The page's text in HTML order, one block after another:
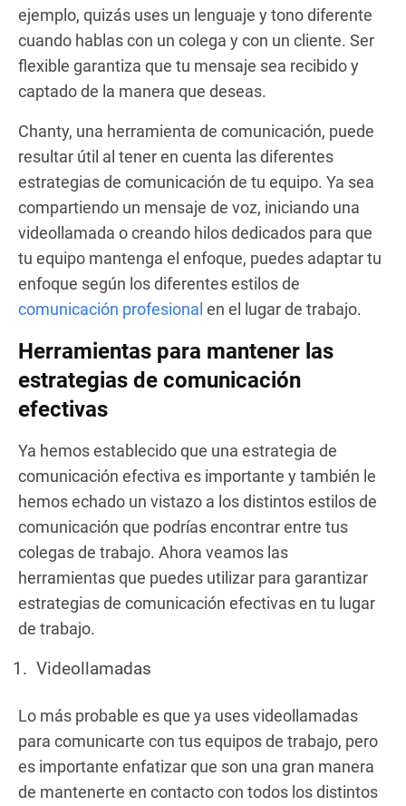
ejemplo, quizás uses un lenguaje y tono diferente
cuando hablas con un colega y con un cliente. Ser
flexible garantiza que tu mensaje sea recibido y
captado de la manera que deseas.
Chanty, una herramienta de comunicación, puede
resultar útil al tener en cuenta las diferentes
estrategias de comunicación de tu equipo. Ya sea
compartiendo un mensaje de voz, iniciando una
videollamada o creando hilos dedicados para que
tu equipo mantenga el enfoque, puedes adaptar tu
enfoque según los diferentes estilos de
comunicación profesional en el lugar de trabajo.
Herramientas para mantener las
estrategias de comunicación
efectivas
Ya hemos establecido que una estrategia de
comunicación efectiva es importante y también le
hemos echado un vistazo a los distintos estilos de
comunicación que podrías encontrar entre tus
colegas de trabajo. Ahora veamos las
herramientas que puedes utilizar para garantizar
estrategias de comunicación efectivas en tu lugar
de trabajo.
Videollamadas
Lo más probable es que ya uses videollamadas
para comunicarte con tus equipos de trabajo, pero
es importante enfatizar que son una gran manera
de mantenerte en contacto con todos los distintos